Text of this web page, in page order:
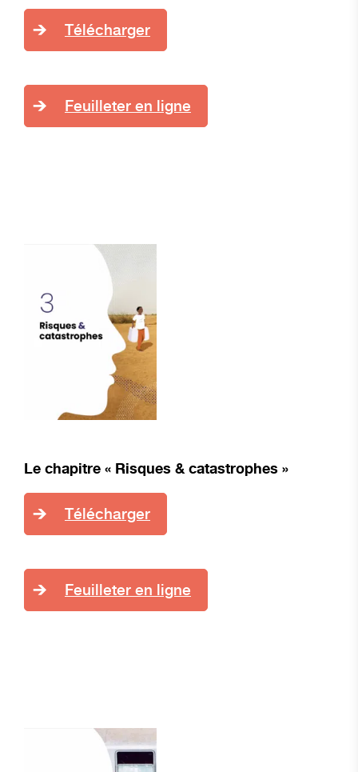
Télécharger
Feuilleter en ligne
Le chapitre « Risques & catastrophes »
Télécharger
Feuilleter en ligne